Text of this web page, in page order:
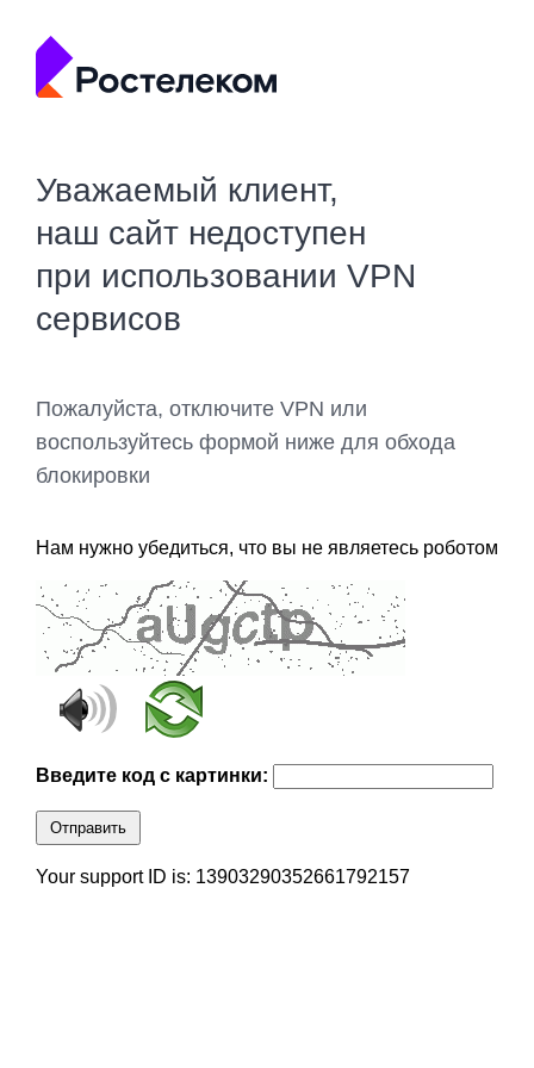
Уважаемый клиент,
наш сайт недоступен
при использовании VPN
сервисов
Пожалуйста, отключите VPN или
воспользуйтесь формой ниже для обхода
блокировки
Нам нужно убедиться, что вы не являетесь роботом
Введите код с картинки:
Отправить
Your support ID is: 13903290352661792157